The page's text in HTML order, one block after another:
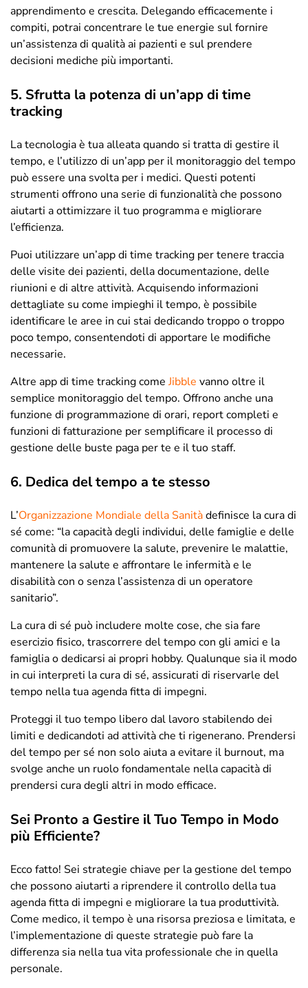
apprendimento e crescita. Delegando efficacemente i
compiti, potrai concentrare le tue energie sul fornire
un’assistenza di qualità ai pazienti e sul prendere
decisioni mediche più importanti.
5. Sfrutta la potenza di un’app di time
tracking
La tecnologia è tua alleata quando si tratta di gestire il
tempo, e l’utilizzo di un’app per il monitoraggio del tempo
può essere una svolta per i medici. Questi potenti
strumenti offrono una serie di funzionalità che possono
aiutarti a ottimizzare il tuo programma e migliorare
l’efficienza.
Puoi utilizzare un’app di time tracking per tenere traccia
delle visite dei pazienti, della documentazione, delle
riunioni e di altre attività. Acquisendo informazioni
dettagliate su come impieghi il tempo, è possibile
identificare le aree in cui stai dedicando troppo o troppo
poco tempo, consentendoti di apportare le modifiche
necessarie.
Altre app di time tracking comeJibble vanno oltre il
semplice monitoraggio del tempo. Offrono anche una
funzione di programmazione di orari, report completi e
funzioni di fatturazione per semplificare il processo di
gestione delle buste paga per te e il tuo staff.
6. Dedica del tempo a te stesso
L’Organizzazione Mondiale della Sanitàdefinisce la cura di
sé come: “la capacità degli individui, delle famiglie e delle
comunità di promuovere la salute, prevenire le malattie,
mantenere la salute e affrontare le infermità e le
disabilità con o senza l’assistenza di un operatore
sanitario”.
La cura di sé può includere molte cose, che sia fare
esercizio fisico, trascorrere del tempo con gli amici e la
famiglia o dedicarsi ai propri hobby. Qualunque sia il modo
in cui interpreti la cura di sé, assicurati di riservarle del
tempo nella tua agenda fitta di impegni.
Proteggi il tuo tempo libero dal lavoro stabilendo dei
limiti e dedicandoti ad attività che ti rigenerano. Prendersi
del tempo per sé non solo aiuta a evitare il burnout, ma
svolge anche un ruolo fondamentale nella capacità di
prendersi cura degli altri in modo efficace.
Sei Pronto a Gestire il Tuo Tempo in Modo
più Efficiente?
Ecco fatto! Sei strategie chiave per la gestione del tempo
che possono aiutarti a riprendere il controllo della tua
agenda fitta di impegni e migliorare la tua produttività.
Come medico, il tempo è una risorsa preziosa e limitata, e
l’implementazione di queste strategie può fare la
differenza sia nella tua vita professionale che in quella
personale.